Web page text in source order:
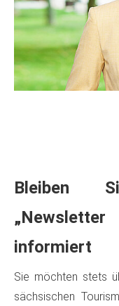
Bleiben
informiert
Sie möchten stets
sächsischen